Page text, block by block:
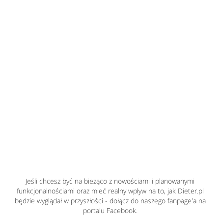
Jeśli chcesz być na bieżąco z nowościami i planowanymi
funkcjonalnościami oraz mieć realny wpływ na to, jak Dieter.pl
będzie wyglądał w przyszłości - dołącz do naszego fanpage'a na
portalu Facebook.